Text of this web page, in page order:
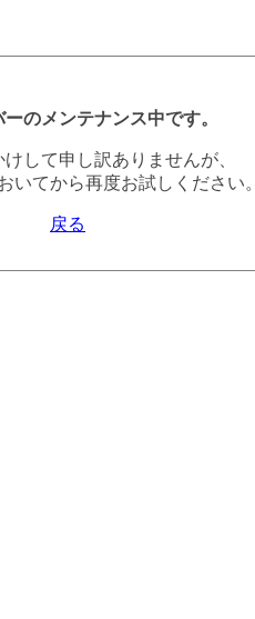
のメンテナンス中です。
して申し訳ありませんが、
いてから再度お試しください。
戻る